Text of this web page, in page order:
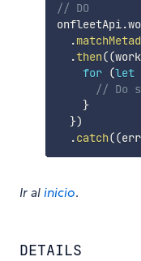
// DO
onfleetApi.
.
.then((
for (let
// Do
}
})
.catch((err
Ir alinicio.
DETAILS